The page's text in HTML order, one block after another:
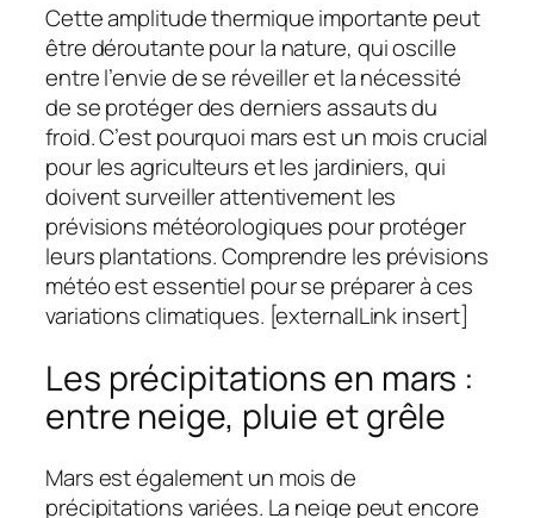
Cette amplitude thermique importante peut
être déroutante pour la nature, qui oscille
entre l’envie de se réveiller et la nécessité
de se protéger des derniers assauts du
froid. C’est pourquoi mars est un mois crucial
pour les agriculteurs et les jardiniers, qui
doivent surveiller attentivement les
prévisions météorologiques pour protéger
leurs plantations. Comprendre les prévisions
météo est essentiel pour se préparer à ces
variations climatiques. [externalLink insert]
Les précipitations en mars :
entre neige, pluie et grêle
Mars est également un mois de
précipitations variées. La neige peut encore